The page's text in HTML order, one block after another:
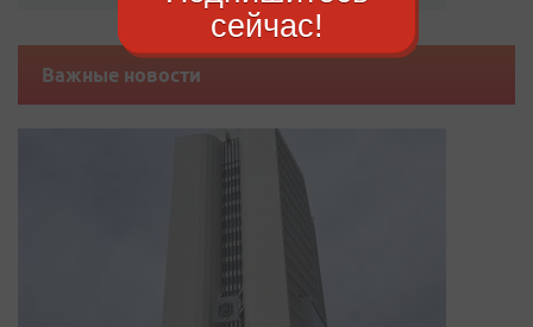
Важные новости
сейчас!